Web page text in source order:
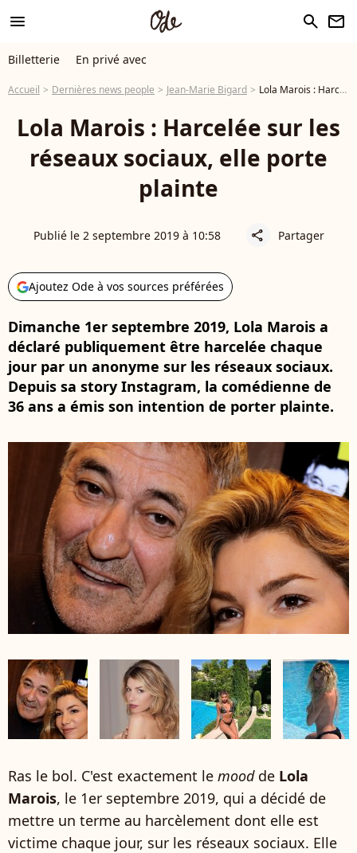
menu search newsletter
Billetterie En privé avec
Accueil Dernières news people Jean-Marie Bigard Lola Marois : Harcelée sur les réseaux sociaux, elle porte plainte
Lola Marois : Harcelée sur les
réseaux sociaux, elle porte
plainte
Publié le 2 septembre 2019 à 10:58 share Partager
Ajoutez Ode à vos sources préférées
Dimanche 1er septembre 2019, Lola Marois a
déclaré publiquement être harcelée chaque
jour par un anonyme sur les réseaux sociaux.
Depuis sa story Instagram, la comédienne de
36 ans a émis son intention de porter plainte.
Ras le bol. C'est exactement le moodde Lola
Marois, le 1er septembre 2019, qui a décidé de
mettre un terme au harcèlement dont elle est
victime chaque jour, sur les réseaux sociaux. Elle